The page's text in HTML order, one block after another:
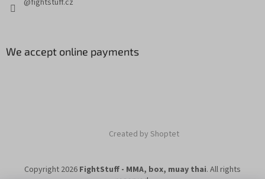
We accept online payments
Created by Shoptet
Copyright 2026 FightStuff - MMA, box, muay thai. All rights